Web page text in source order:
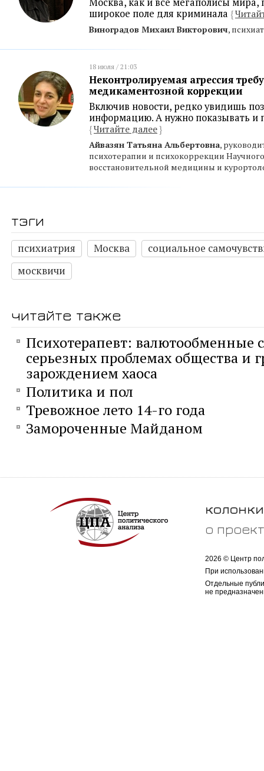
широкое поле для криминала {
Виноградов Михаил Викторович,
18 июля / 21:03
Неконтролируемая агрессия
медикаментозной коррекции
Включив новости, редко увидишь
информацию. А нужно показывать и
{Читайте далее}
Айвазян Татьяна Альбертовна,
психотерапии и психокоррекции
восстановительной медицины и
тэги
психиатрия Москва
социальное
москвичи
читайте также
Психотерапевт: валютообменные
серьезных проблемах общества и
зарождением хаоса
Политика и пол
Тревожное лето 14-го года
Замороченные Майданом
колонки
о
2026 © Центр
При
Отдельные
не